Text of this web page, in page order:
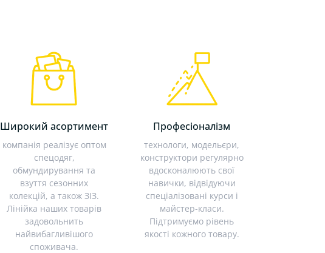
Широкий асортимент
компанія реалізує оптом
спецодяг,
обмундирування та
взуття сезонних
колекцій, а також ЗІЗ.
Лінійка наших товарів
задовольнить
найвибагливішого
споживача.
Професіоналізм
технологи, модельєри,
конструктори регулярно
вдосконалюють свої
навички, відвідуючи
спеціалізовані курси і
майстер-класи.
Підтримуємо рівень
якості кожного товару.